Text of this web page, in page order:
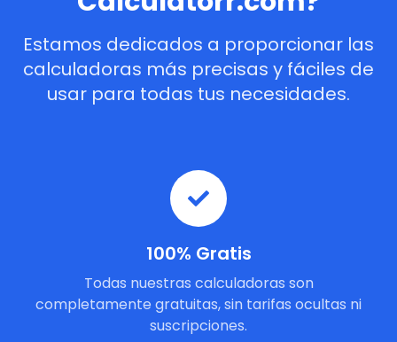
Estamos dedicados a proporcionar las
calculadoras más precisas y fáciles de
usar para todas tus necesidades.
100% Gratis
Todas nuestras calculadoras son
completamente gratuitas, sin tarifas ocultas ni
suscripciones.